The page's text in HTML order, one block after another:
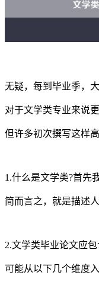
无疑，每到毕业季，
对于文学类专业来说更
但许多初次撰写这样
1.什么是文学类?首先
简而言之，就是描述
2.文学类毕业论文应
可能从以下几个维度